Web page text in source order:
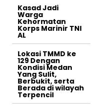
Kasad Jadi
Warga
Kehormatan
Korps Marinir TNI
AL
Lokasi TMMD ke
129 Dengan
Kondisi Medan
Yang Sulit,
Berbukit, serta
Berada di wilayah
Terpencil